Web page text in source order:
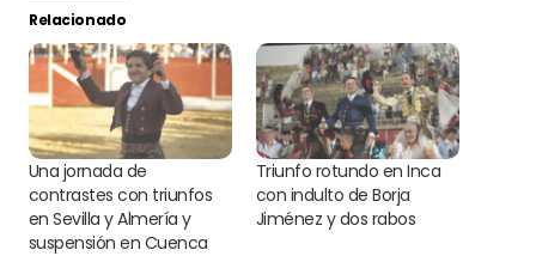
Relacionado
Una jornada de
contrastes con triunfos
en Sevilla y Almería y
suspensión en Cuenca
Triunfo rotundo en Inca
con indulto de Borja
Jiménez y dos rabos